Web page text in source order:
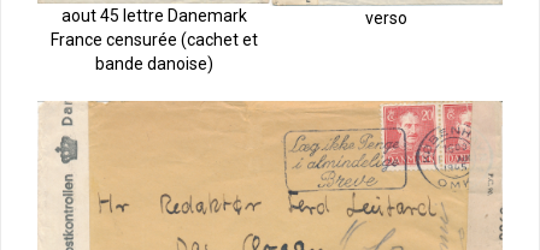
aout 45 lettre Danemark
France censurée (cachet et
bande danoise)
verso